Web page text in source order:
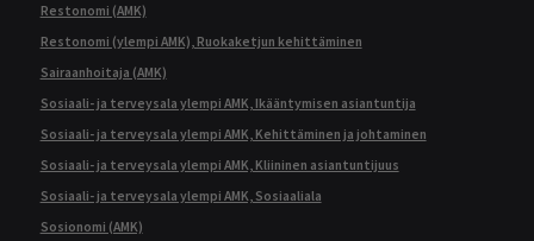
Restonomi (AMK)
Restonomi (ylempi AMK), Ruokaketjun kehittäminen
Sairaanhoitaja (AMK)
Sosiaali- ja terveysala ylempi AMK, Ikääntymisen asiantuntija
Sosiaali- ja terveysala ylempi AMK, Kehittäminen ja johtaminen
Sosiaali- ja terveysala ylempi AMK, Kliininen asiantuntijuus
Sosiaali- ja terveysala ylempi AMK, Sosiaaliala
Sosionomi (AMK)